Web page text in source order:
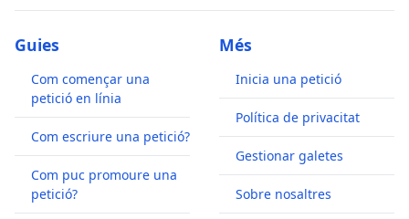
Guies
Com començar una
petició en línia
Com escriure una petició?
Com puc promoure una
petició?
Més
Inicia una petició
Política de privacitat
Gestionar galetes
Sobre nosaltres